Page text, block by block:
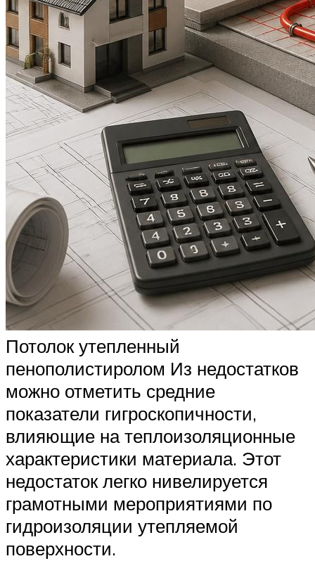
Потолок утепленный
пенополистиролом Из недостатков
можно отметить средние
показатели гигроскопичности,
влияющие на теплоизоляционные
характеристики материала. Этот
недостаток легко нивелируется
грамотными мероприятиями по
гидроизоляции утепляемой
поверхности.